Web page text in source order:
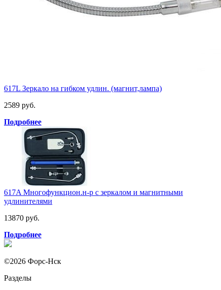
617L Зеркало на гибком удлин. (магнит,лампа)
2589 руб.
Подробнее
617A Многофункцион.н-р с зеркалом и магнитными
удлинителями
13870 руб.
Подробнее
©2026 Форс-Нск
Разделы